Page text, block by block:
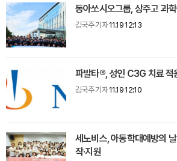
동아쏘시오그룹, 상주고 과
김국주 기자11.19 12:13
파발타®, 성인 C3G 치료 적
김국주 기자11.19 12:10
세노비스, 아동학대예방의 날
작·지원